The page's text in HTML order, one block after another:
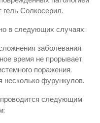
гель Солкосерил.
в следующих случаях:
заболевания.
время не прорывает.
поражения.
фурункулов.
следующим